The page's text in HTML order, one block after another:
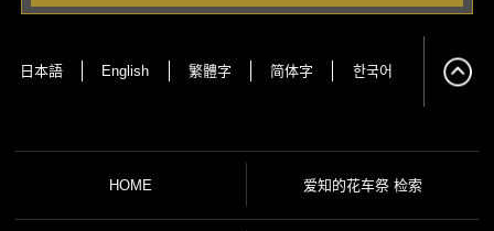
日本語 English 繁體字 简体字 한국어
HOME 爱知的花车祭 检索